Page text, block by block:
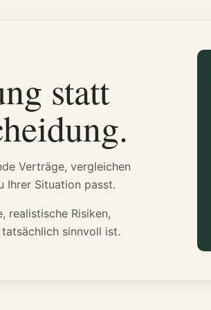
statt
Verträge, vergleichen
Ihrer Situation passt.
realistische Risiken,
sinnvoll ist.